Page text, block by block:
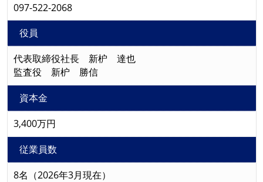
097-522-2068
役員
代表取締役社長 新枦 達也
監査役 新枦 勝信
資本金
3,400万円
従業員数
8名（2026年3月現在）